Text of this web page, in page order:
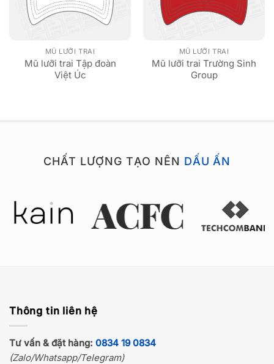
MŨ LƯỠI TRAI
Mũ lưỡi trai Tập đoàn
Việt Úc
MŨ LƯỠI TRAI
Mũ lưỡi trai Trường Sinh
Group
CHẤT LƯỢNG TẠO NÊN DẤU ẤN
Thông tin liên hệ
Tư vấn & đặt hàng: 0834 19 0834
(Zalo/Whatsapp/Telegram)